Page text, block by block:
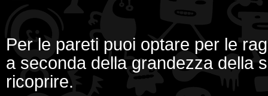
Per le pareti puoi optare per le
a seconda della grandezza della
ricoprire.